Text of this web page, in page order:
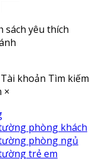
sách yêu thích
Tài khoản Tìm kiếm
×
phòng khách
phòng ngủ
trẻ em